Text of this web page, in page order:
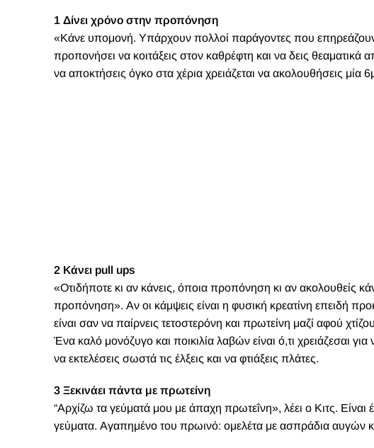
1 Δίνει χρόνο στην προπόνηση
«Κάνε υπομονή. Υπάρχουν πολλοί παράγοντες που
προπονήσει να κοιτάξεις στον καθρέφτη και να δεις θεαματικά
να αποκτήσεις όγκο στα χέρια χρειάζεται να ακολουθήσεις
2 Κάνει pull ups
«Οτιδήποτε κι αν κάνεις, όποια προπόνηση κι αν ακολουθείς
προπόνηση». Αν οι κάμψεις είναι η φυσική κρεατίνη επειδή
είναι σαν να παίρνεις τετοστερόνη και πρωτείνη μαζί αφού
Ένα καλό μονόζυγο και ποικιλία λαβών είναι ό,τι χρειάζεσαι
να εκτελέσεις σωστά τις έλξεις και να φτιάξεις πλάτες.
3 Ξεκινάει πάντα με πρωτείνη
“Αρχίζω τα γεύματά μου με άπαχη πρωτεΐνη», λέει ο Κιτς.
γεύματα. Αγαπημένο του πρωινό: ομελέτα με ασπράδια αυγών